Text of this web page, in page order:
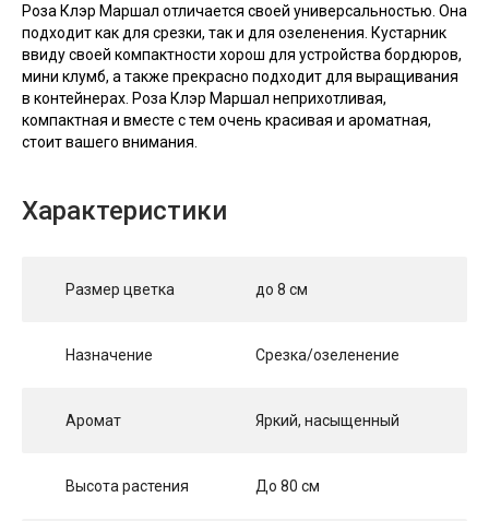
Роза Клэр Маршал отличается своей универсальностью. Она
подходит как для срезки, так и для озеленения. Кустарник
ввиду своей компактности хорош для устройства бордюров,
мини клумб, а также прекрасно подходит для выращивания
в контейнерах. Роза Клэр Маршал неприхотливая,
компактная и вместе с тем очень красивая и ароматная,
стоит вашего внимания.
Характеристики
Размер цветка до 8 см
Назначение Срезка/озеленение
Аромат Яркий, насыщенный
Высота растения До 80 см